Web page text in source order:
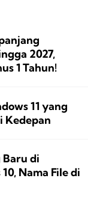
2027,
1 Tahun!
11 yang
Kedepan
di
Nama File di